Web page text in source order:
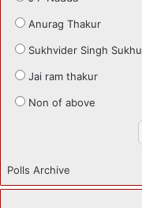
Anurag Thakur
Sukhvider Singh Sukhu
Jai ram thakur
Non of above
Polls Archive